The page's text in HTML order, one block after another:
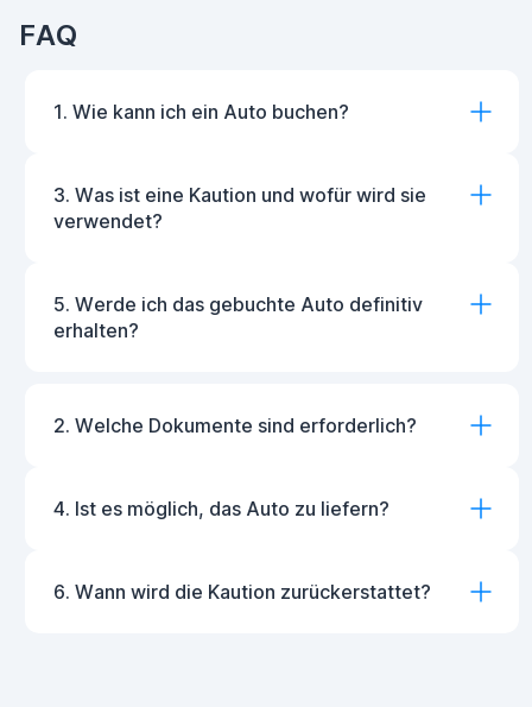
FAQ
1. Wie kann ich ein Auto buchen?
3. Was ist eine Kaution und wofür wird sie
verwendet?
5. Werde ich das gebuchte Auto definitiv
erhalten?
2. Welche Dokumente sind erforderlich?
4. Ist es möglich, das Auto zu liefern?
6. Wann wird die Kaution zurückerstattet?